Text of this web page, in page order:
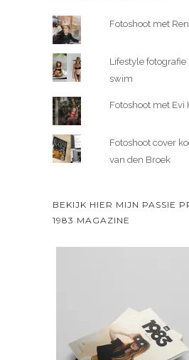
Fotoshoot met
Lifestyle fotografie
swim
Fotoshoot met Evi
Fotoshoot cover
van den Broek
BEKIJK HIER MIJN PASSIE
1983 MAGAZINE